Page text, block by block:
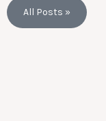
All Posts »